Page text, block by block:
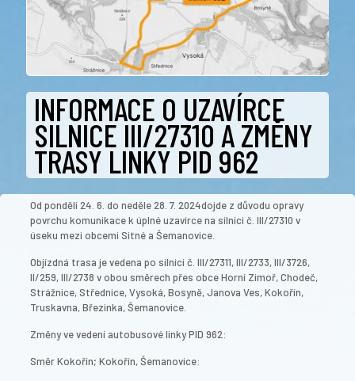
INFORMACE O UZAVÍRCE
SILNICE III/27310 A ZMĚNY
TRASY LINKY PID 962
Od pondělí 24. 6. do neděle 28. 7. 2024dojde z důvodu opravy
povrchu komunikace k úplné uzavírce na silnici č. III/27310 v
úseku mezi obcemi Sitné a Šemanovice.
Objízdná trasa je vedena po silnici č. III/27311, III/2733, III/3726,
II/259, III/2738 v obou směrech přes obce Horní Zimoř, Chodeč,
Strážnice, Střednice, Vysoká, Bosyně, Janova Ves, Kokořín,
Truskavna, Březinka, Šemanovice.
Změny ve vedení autobusové linky PID 962:
Směr Kokořín; Kokořín, Šemanovice: